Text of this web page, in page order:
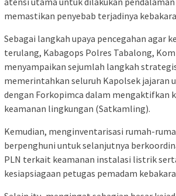
memastikan penyebab terjadinya
Sebagai langkah upaya pencegahan agar
terulang, Kabagops Polres Tabalong,
menyampaikan sejumlah langkah
memerintahkan seluruh Kapolsek jajaran
dengan Forkopimca dalam mengaktifkan
keamanan lingkungan (Satkamling).
Kemudian, menginventarisasi rumah-
berpenghuni untuk selanjutnya
PLN terkait keamanan instalasi listrik
kesiapsiagaan petugas pemadam